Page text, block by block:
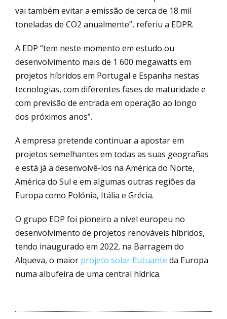
vai também evitar a emissão de cerca de 18 mil
toneladas de CO2 anualmente”, referiu a EDPR.
A EDP “tem neste momento em estudo ou
desenvolvimento mais de 1 600 megawatts em
projetos híbridos em Portugal e Espanha nestas
tecnologias, com diferentes fases de maturidade e
com previsão de entrada em operação ao longo
dos próximos anos”.
A empresa pretende continuar a apostar em
projetos semelhantes em todas as suas geografias
e está já a desenvolvê-los na América do Norte,
América do Sul e em algumas outras regiões da
Europa como Polónia, Itália e Grécia.
O grupo EDP foi pioneiro a nível europeu no
desenvolvimento de projetos renováveis híbridos,
tendo inaugurado em 2022, na Barragem do
Alqueva, o maior projeto solar flutuante da Europa
numa albufeira de uma central hídrica.